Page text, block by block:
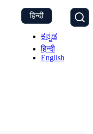
हिन्दी
ಕನ್ನಡ
हिन्दी
English